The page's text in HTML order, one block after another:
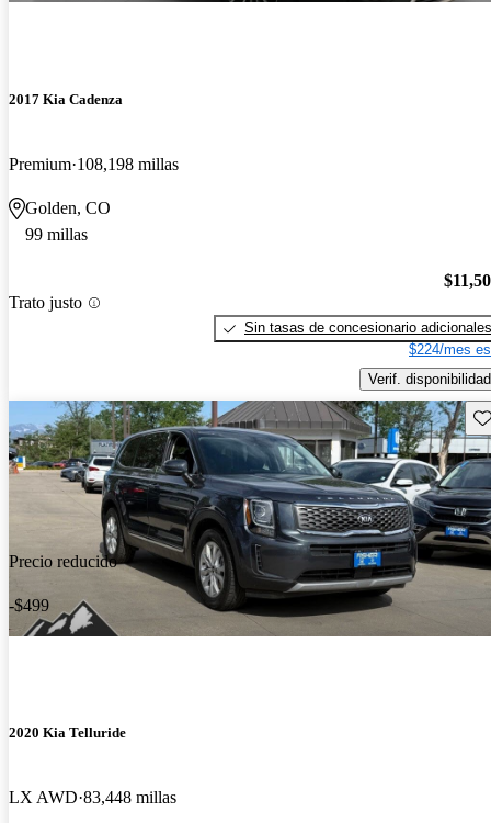
2017 Kia Cadenza
Premium 108,198 millas
Golden, CO
99 millas
Trato justo
Sin tasas de concesionario adicionales
$224/mes
Verif. disponibilidad
Precio reducido
-$499
2020 Kia Telluride
LX AWD 83,448 millas